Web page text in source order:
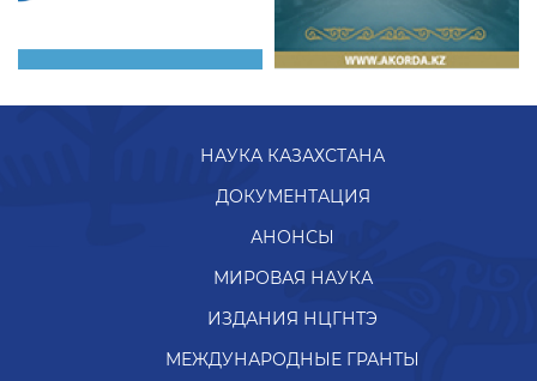
НАУКА КАЗАХСТАНА
ДОКУМЕНТАЦИЯ
АНОНСЫ
МИРОВАЯ НАУКА
ИЗДАНИЯ НЦГНТЭ
МЕЖДУНАРОДНЫЕ ГРАНТЫ